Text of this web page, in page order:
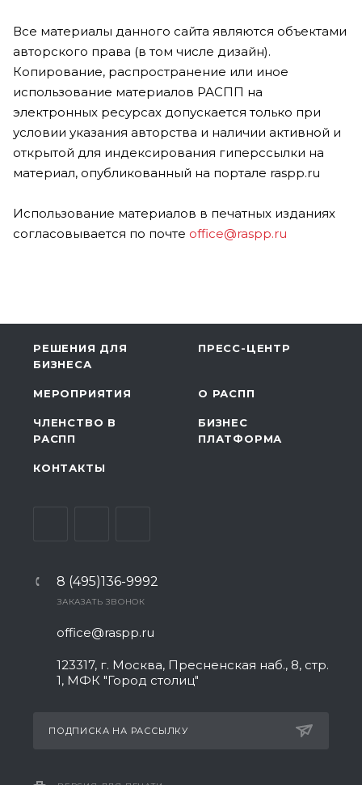
Все материалы данного сайта являются объектами
авторского права (в том числе дизайн).
Копирование, распространение или иное
использование материалов РАСПП на
электронных ресурсах допускается только при
условии указания авторства и наличии активной и
открытой для индексирования гиперссылки на
материал, опубликованный на портале raspp.ru
Использование материалов в печатных изданиях
согласовывается по почте office@raspp.ru
РЕШЕНИЯ ДЛЯ
БИЗНЕСА
ПРЕСС-ЦЕНТР
МЕРОПРИЯТИЯ О РАСПП
ЧЛЕНСТВО В
РАСПП
БИЗНЕС
ПЛАТФОРМА
КОНТАКТЫ
8 (495)136-9992
ЗАКАЗАТЬ ЗВОНОК
office@raspp.ru
123317, г. Москва, Пресненская наб., 8, стр.
1, МФК "Город столиц"
ПОДПИСКА НА РАССЫЛКУ